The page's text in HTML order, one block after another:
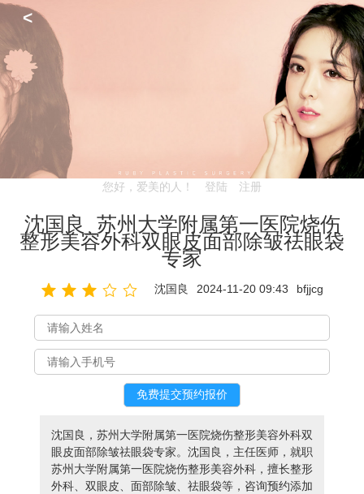
<
您好，爱美的人！ 登陆 注册
沈国良_苏州大学附属第一医院烧伤
整形美容外科双眼皮面部除皱祛眼袋
专家
沈国良 2024-11-20 09:43 bfjjcg
沈国良，苏州大学附属第一医院烧伤整形美容外科双
眼皮面部除皱祛眼袋专家。沈国良，主任医师，就职
苏州大学附属第一医院烧伤整形美容外科，擅长整形
外科、双眼皮、面部除皱、祛眼袋等，咨询预约添加